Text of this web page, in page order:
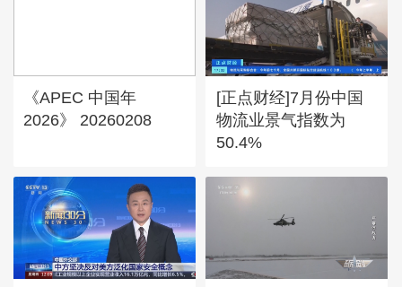
《APEC 中国年
2026》 20260208
[正点财经]7月份中国
物流业景气指数为
50.4%